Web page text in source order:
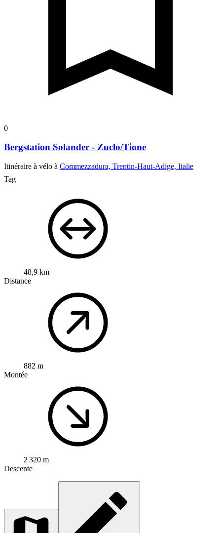
0
Bergstation Solander - Zuclo/Tione
Itinéraire à vélo à Commezzadura, Trentin-Haut-Adige, Italie
Tag
48,9 km
Distance
882 m
Montée
2 320 m
Descente